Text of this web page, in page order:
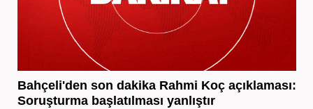
Bahçeli'den son dakika Rahmi Koç açıklaması:
Soruşturma başlatılması yanlıştır